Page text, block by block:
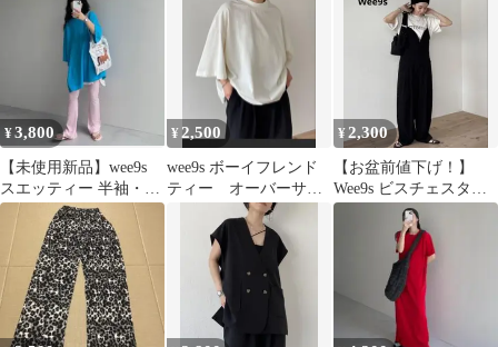
イビー 722
ト グリーン F
¥3,800
【未使用新品】wee9s
スエッティー 半袖・長
袖 ２点セット ブルー
¥ 2,500
wee9s ボーイフレンド
ティー オーバーサイ
ズ モックネック 五分袖
Tシャツ
¥2,300
【お盆前値下げ！】
Wee9s ビスチェスタイ
ルジャンプスーツサロ
ペット ブラック